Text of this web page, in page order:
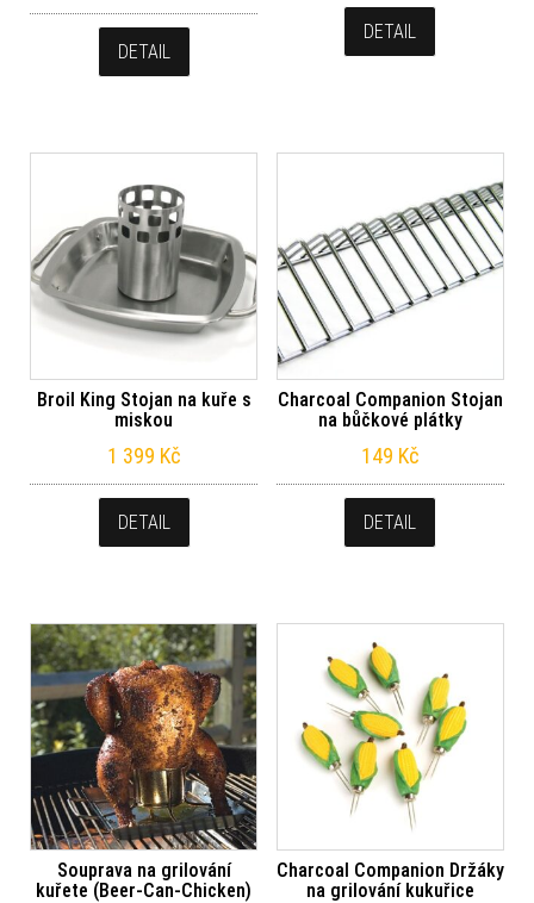
DETAIL
DETAIL
Broil King Stojan na kuře s
miskou
1 399 Kč
DETAIL
Charcoal Companion Stojan
na bůčkové plátky
149 Kč
DETAIL
Souprava na grilování
kuřete (Beer-Can-Chicken)
Charcoal Companion Držáky
na grilování kukuřice